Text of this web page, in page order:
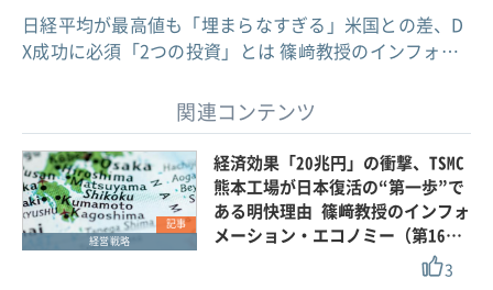
日経平均が最高値も「埋まらなすぎる」米国との差、D
X成功に必須「2つの投資」とは 篠﨑教授のインフォ…
関連コンテンツ
記事
経営戦略
経済効果「20兆円」の衝撃、TSMC
熊本工場が日本復活の“第一歩”で
ある明快理由 篠﨑教授のインフォ
メーション・エコノミー（第16…
3